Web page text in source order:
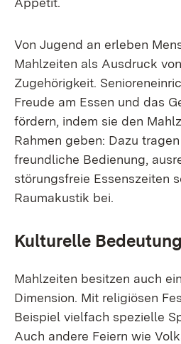
Von Jugend an erleben
Mahlzeiten als Ausdruck
Zugehörigkeit.
Freude am Essen und das
fördern, indem sie den
Rahmen geben: Dazu
freundliche Bedienung,
störungsfreie Essenszeiten
Raumakustik bei.
Kulturelle Bedeutung
Mahlzeiten besitzen auch
Dimension. Mit religiösen
Beispiel vielfach spezielle
Auch andere Feiern wie